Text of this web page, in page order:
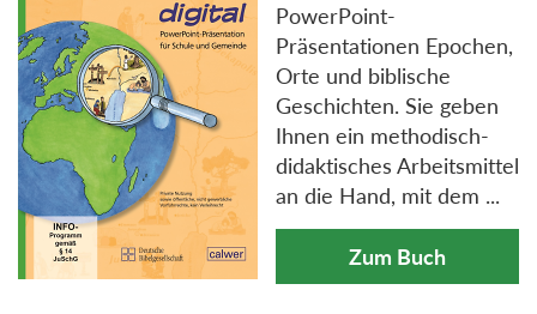
PowerPoint-
Präsentationen Epochen,
Orte und biblische
Geschichten. Sie geben
Ihnen ein methodisch-
didaktisches Arbeitsmittel
an die Hand, mit dem ...
Zum Buch